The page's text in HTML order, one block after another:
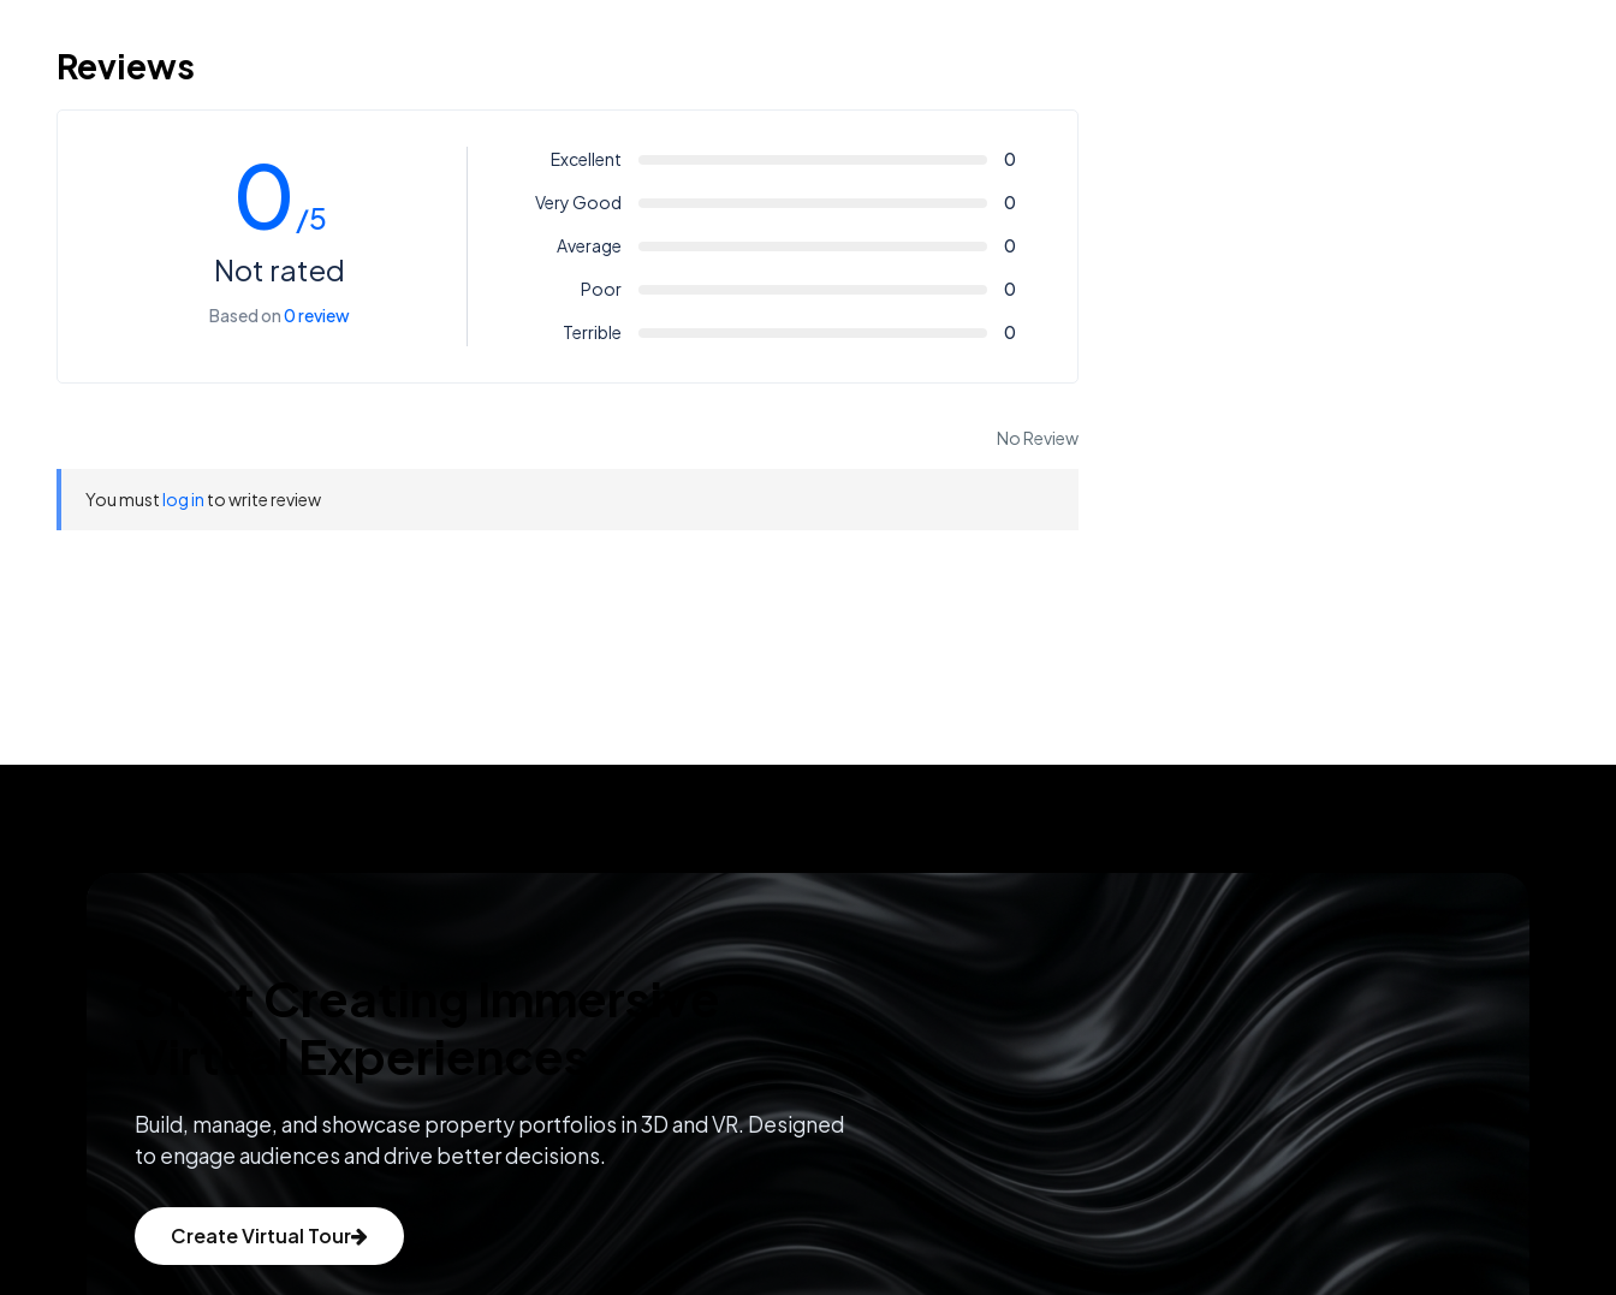
Reviews
0 /5
Not rated
Based on0 review
Excellent
0
Very Good
0
Average
0
Poor
0
Terrible
0
No Review
You mustlog in to write review
Start Creating Immersive
Virtual Experiences
Build, manage, and showcase property portfolios in 3D and VR. Designed
to engage audiences and drive better decisions.
Create Virtual Tour